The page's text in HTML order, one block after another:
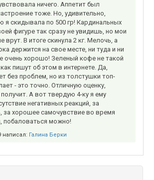
ничего. Аппетит был
тоже. Но, удивительно,
я скидывала по 500 гр! Кардинальных
фигуре так сразу не увидишь, но мои
врут. В итоге скинула 2 кг. Мелочь, а
держится на свое месте, ни туда и ни
очень хорошо! Зеленый кофе не такой
пишут об этом в интернете. Да,
без проблем, но из толстушки топ-
- это точно. Отличную оценку,
А вот твердую 4-ку я ему
негативных реакций, за
за хорошее самочувствие во время
побаловаться можно!
написал: Галина Берки